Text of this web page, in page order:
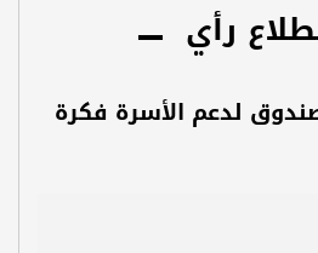
رأي
لدعم الأسرة فكرة